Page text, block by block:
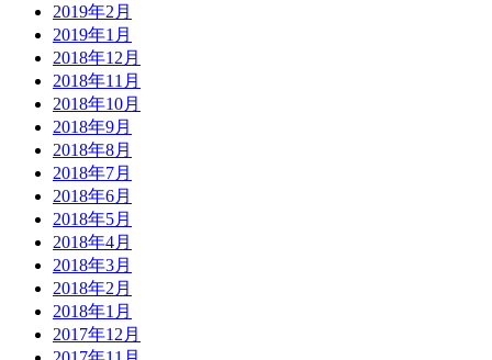
2019年2月
2019年1月
2018年12月
2018年11月
2018年10月
2018年9月
2018年8月
2018年7月
2018年6月
2018年5月
2018年4月
2018年3月
2018年2月
2018年1月
2017年12月